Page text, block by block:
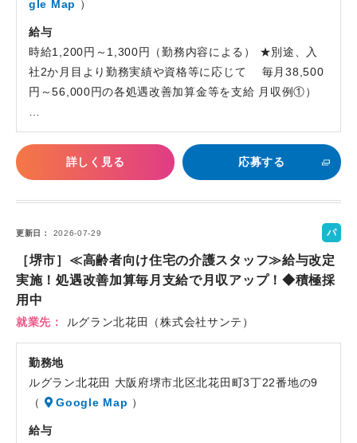
gle Map ）
給与
時給1,200円～1,300円（勤務内容による） ★別途、入
社2か月目より勤務実績や資格等に応じて 毎月38,500
円～56,000円の各処遇改善加算金等を支給 月収例①）
詳しく見る 応募する
更新日 2026-07-29
パ
ー
ト
［堺市］≪高齢者向け住宅の介護スタッフ≫給与改定
実施！処遇改善加算毎月支給で月収アップ！◆積極採
用中
就業先 ルグラン北花田（株式会社サンテ）
勤務地
ルグラン北花田 大阪府堺市北区北花田町3丁22番地の9
（
Google Map ）
給与